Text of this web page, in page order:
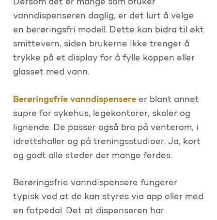
Dersom det er mange som bruker
vanndispenseren daglig, er det lurt å velge
en berøringsfri modell. Dette kan bidra til økt
smittevern, siden brukerne ikke trenger å
trykke på et display for å fylle koppen eller
glasset med vann.
Berøringsfrie vanndispensereer blant annet
supre for sykehus, legekontorer, skoler og
lignende. De passer også bra på venterom, i
idrettshaller og på treningsstudioer. Ja, kort
og godt alle steder der mange ferdes.
Berøringsfrie vanndispensere fungerer
typisk ved at de kan styres via app eller med
en fotpedal. Det at dispenseren har